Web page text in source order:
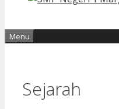
Menu
Sejarah